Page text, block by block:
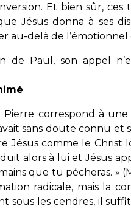
Et bien sûr,
Jésus donna à ses
au-delà de
de Paul, son appel
Pierre correspond à
sans doute connu et
Jésus comme le
alors à lui et Jésus
que tu pécheras. »
radicale, mais la
sous les cendres, il